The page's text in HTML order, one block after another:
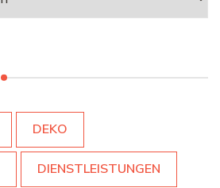
DEKO
DIENSTLEISTUNGEN